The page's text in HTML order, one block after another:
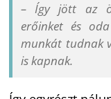
– Így jött az
erőinket és
munkát tudnak
is kapnak.